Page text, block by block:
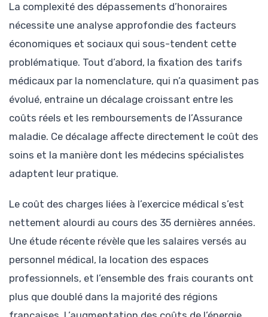
La complexité des dépassements d’honoraires
nécessite une analyse approfondie des facteurs
économiques et sociaux qui sous-tendent cette
problématique. Tout d’abord, la fixation des tarifs
médicaux par la nomenclature, qui n’a quasiment pas
évolué, entraine un décalage croissant entre les
coûts réels et les remboursements de l’Assurance
maladie. Ce décalage affecte directement le coût des
soins et la manière dont les médecins spécialistes
adaptent leur pratique.
Le coût des charges liées à l’exercice médical s’est
nettement alourdi au cours des 35 dernières années.
Une étude récente révèle que les salaires versés au
personnel médical, la location des espaces
professionnels, et l’ensemble des frais courants ont
plus que doublé dans la majorité des régions